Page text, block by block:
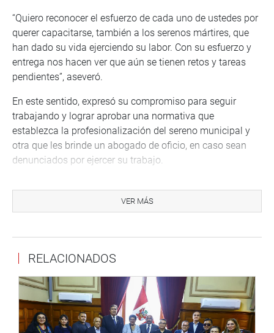
“Quiero reconocer el esfuerzo de cada uno de ustedes por
querer capacitarse, también a los serenos mártires, que
han dado su vida ejerciendo su labor. Con su esfuerzo y
entrega nos hacen ver que aún se tienen retos y tareas
pendientes”, aseveró.
En este sentido, expresó su compromiso para seguir
trabajando y lograr aprobar una normativa que
establezca la profesionalización del sereno municipal y
otra que les brinde un abogado de oficio, en caso sean
denunciados por ejercer su trabajo.
Perú, Armando Jara, agradeció al Congreso de la
República por abrirle las puertas y escuchar las
en el país.
“Sin el trabajo de los serenos municipales, no hay
seguridad ciudadana en el Perú. Por más de 30 años los
serenos han sido olvidados, pero podemos decir que esto
cambió y ahora tenemos más apertura en el Congreso de
VER MÁS
RELACIONADOS